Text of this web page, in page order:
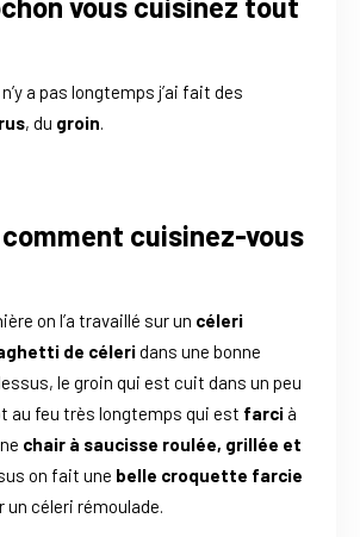
a pas longtemps j’ai fait des
, du groin.
comment cuisinez-vous
on l’a travaillé sur un céleri
de céleridans une bonne
le groin qui est cuit dans un peu
au feu très longtemps qui est farci à
chair à saucisse roulée, grillée et
on fait une belle croquette farcie
un céleri rémoulade.